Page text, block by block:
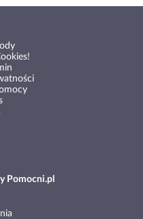
Pomocni.pl